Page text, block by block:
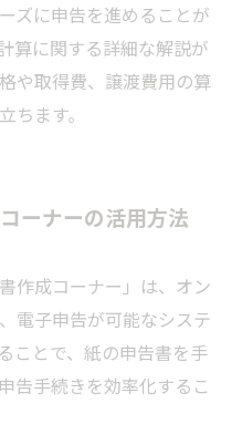
ズに申告を進めることが
算に関する詳細な解説が
や取得費、譲渡費用の算
ちます。
ーナーの活用方法
作成コーナー」は、オン
電子申告が可能なシステ
ことで、紙の申告書を手
告手続きを効率化するこ